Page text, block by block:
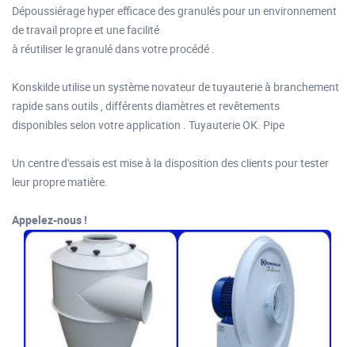
Dépoussiérage hyper efficace des granulés pour un environnement
de travail propre et une facilité
à réutiliser le granulé dans votre procédé .
Konskilde utilise un système novateur de tuyauterie à branchement
rapide sans outils , différents diamètres et revêtements
disponibles selon votre application . Tuyauterie OK. Pipe
Un centre d'essais est mise à la disposition des clients pour tester
leur propre matière.
Appelez-nous !